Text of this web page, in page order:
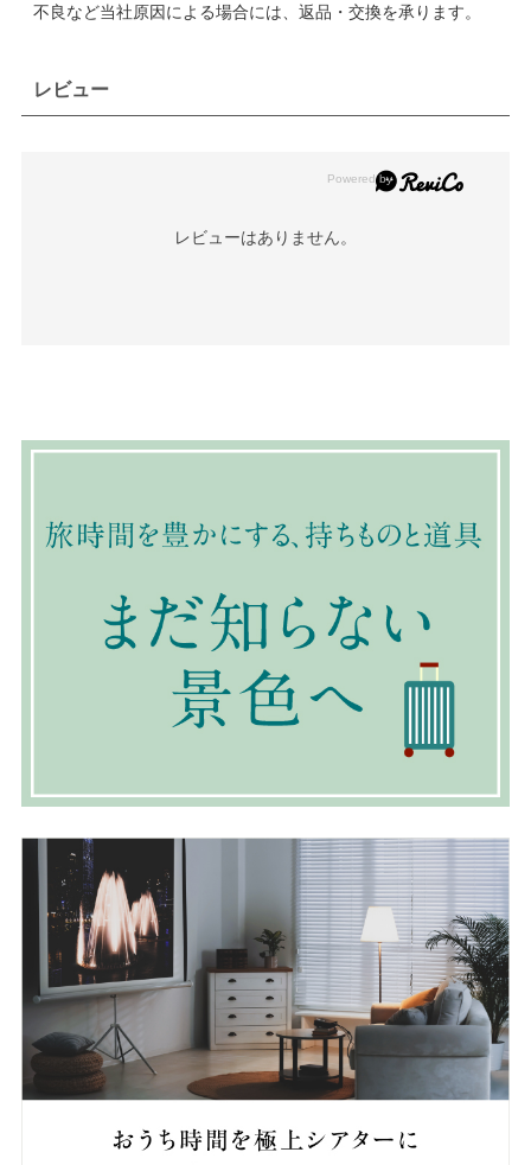
不良など当社原因による場合には、返品・交換を承ります。
レビュー
レビューはありません。